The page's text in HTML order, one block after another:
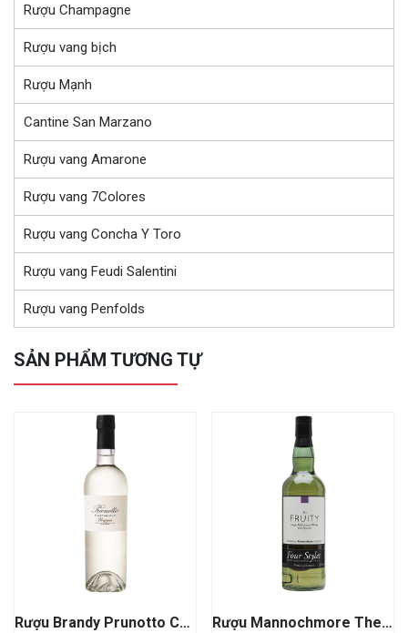
Rượu Champagne
Rượu vang bịch
Rượu Mạnh
Cantine San Marzano
Rượu vang Amarone
Rượu vang 7Colores
Rượu vang Concha Y Toro
Rượu vang Feudi Salentini
Rượu vang Penfolds
SẢN PHẨM TƯƠNG TỰ
Rượu Brandy Prunotto Costamiole Grappa Rượu Mannochmore The Fruity Single Malt Whisky